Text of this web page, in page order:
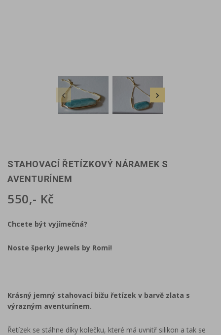
 
STAHOVACÍ ŘETÍZKOVÝ NÁRAMEK S
AVENTURÍNEM
550,- Kč
Chcete být vyjímečná?
Noste šperky Jewels by Romi!
Krásný jemný stahovací bižu řetízek v barvě zlata s
výrazným aventurínem.
Řetízek se stáhne díky kolečku, které má uvnitř silikon a tak se